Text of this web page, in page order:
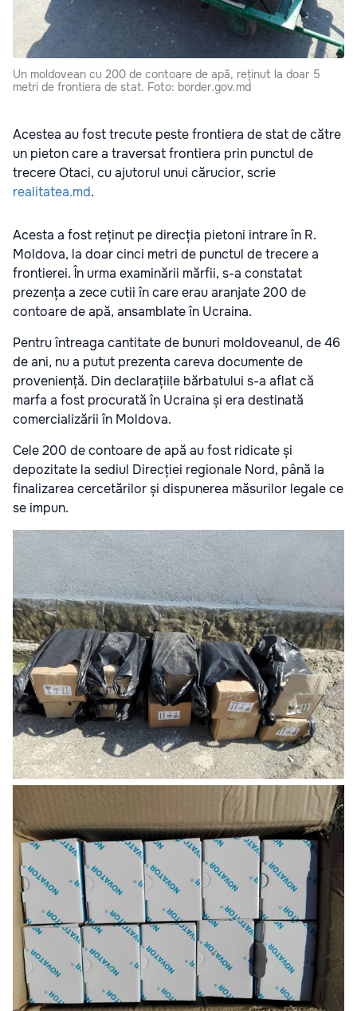
Un moldovean cu 200 de contoare de apă, reținut la doar 5
metri de frontiera de stat. Foto: border.gov.md
Acestea au fost trecute peste frontiera de stat de către
un pieton care a traversat frontiera prin punctul de
trecere Otaci, cu ajutorul unui cărucior, scrie
realitatea.md.
Acesta a fost reținut pe direcția pietoni intrare în R.
Moldova, la doar cinci metri de punctul de trecere a
frontierei. În urma examinării mărfii, s-a constatat
prezența a zece cutii în care erau aranjate 200 de
contoare de apă, ansamblate în Ucraina.
Pentru întreaga cantitate de bunuri moldoveanul, de 46
de ani, nu a putut prezenta careva documente de
proveniență. Din declarațiile bărbatului s-a aflat că
marfa a fost procurată în Ucraina și era destinată
comercializării în Moldova.
Cele 200 de contoare de apă au fost ridicate și
depozitate la sediul Direcției regionale Nord, până la
finalizarea cercetărilor și dispunerea măsurilor legale ce
se impun.